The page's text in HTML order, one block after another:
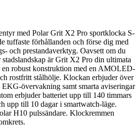
med Polar Grit X2 Pro sportklocka S-
tuffaste förhållanden och förse dig med
och prestandaverktyg. Oavsett om du
är Grit X2 Pro din ultimata
en robust konstruktion med en AMOLED-
rostfritt stålhölje. Klockan erbjuder över
övervakning samt smarta aviseringar
erbjuder batteriet upp till 140 timmars
upp till 10 dagar i smartwatch-läge.
H10 pulssändare. Klockremmen